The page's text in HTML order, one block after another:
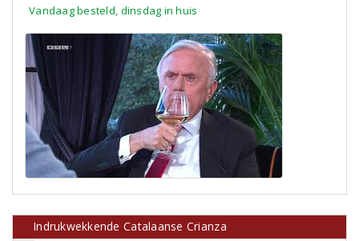
Vandaag besteld, dinsdag in huis
Indrukwekkende Catalaanse Crianza